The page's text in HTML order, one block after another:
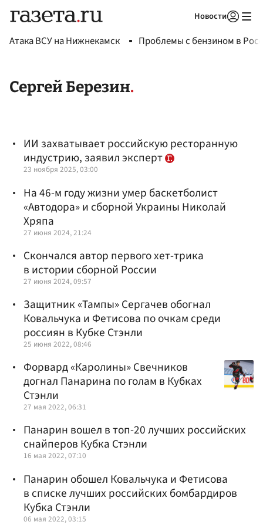
Новости
Атака ВСУ на Нижнекамск Проблемы с бензином в
Сергей Березин
ИИ захватывает российскую ресторанную
индустрию, заявил эксперт
23 ноября 2025, 03:00
На 46-м году жизни умер баскетболист
«Автодора» и сборной Украины Николай
Хряпа
27 июня 2024, 21:24
Скончался автор первого хет-трика
в истории сборной России
27 июня 2024, 09:57
Защитник «Тампы» Сергачев обогнал
Ковальчука и Фетисова по очкам среди
россиян в Кубке Стэнли
25 июня 2022, 08:46
Форвард «Каролины» Свечников
догнал Панарина по голам в Кубках
Стэнли
27 мая 2022, 06:31
Панарин вошел в топ-20 лучших российских
снайперов Кубка Стэнли
16 мая 2022, 07:10
Панарин обошел Ковальчука и Фетисова
в списке лучших российских бомбардиров
Кубка Стэнли
06 мая 2022, 03:15